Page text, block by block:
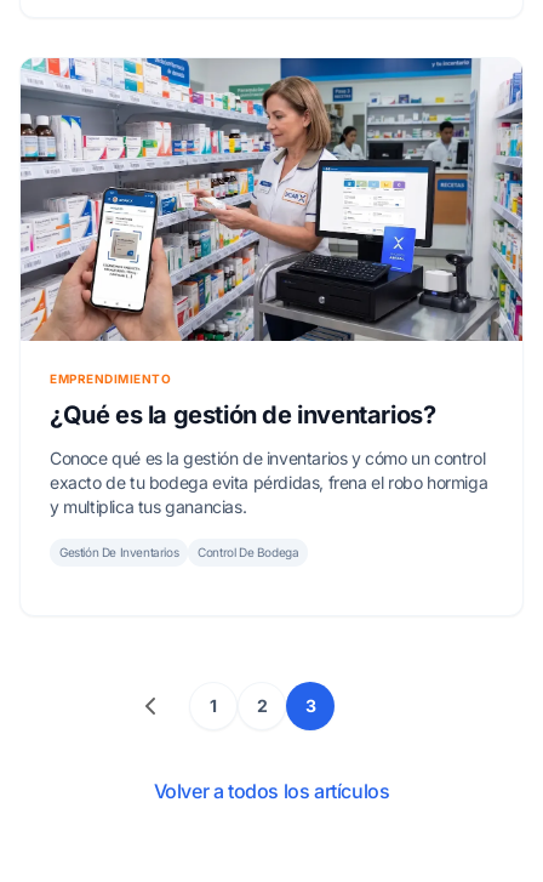
EMPRENDIMIENTO
¿Qué es la gestión de inventarios?
Conoce qué es la gestión de inventarios y cómo un control
exacto de tu bodega evita pérdidas, frena el robo hormiga
y multiplica tus ganancias.
Gestión De Inventarios Control De Bodega
1 2 3
Volver a todos los artículos